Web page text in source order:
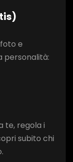
e
personalità:
te, regola i
subito chi